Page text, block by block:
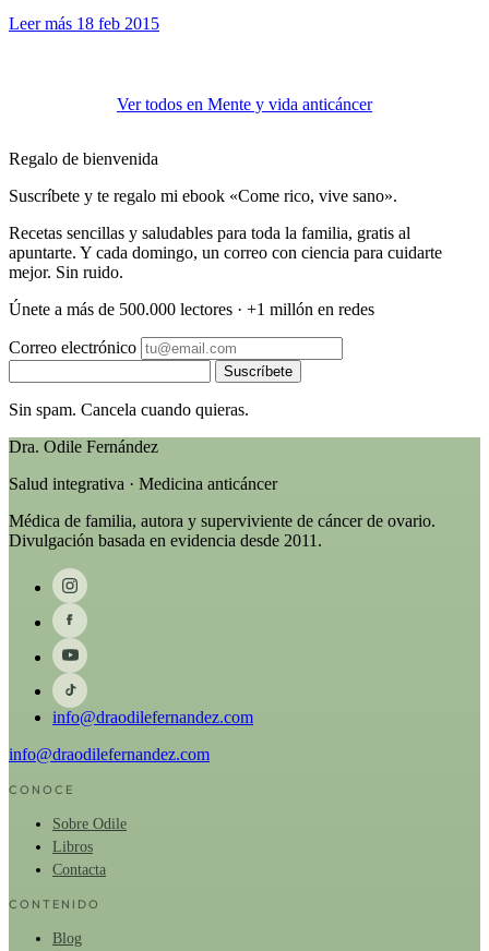
Leer más 18 feb 2015
Ver todos en Mente y vida anticáncer
Regalo de bienvenida
Suscríbete y te regalo mi ebook «Come rico, vive sano».
Recetas sencillas y saludables para toda la familia, gratis al
apuntarte. Y cada domingo, un correo con ciencia para cuidarte
mejor. Sin ruido.
Únete a más de 500.000 lectores · +1 millón en redes
Correo electrónico
Suscríbete
Sin spam. Cancela cuando quieras.
Dra. Odile Fernández
Salud integrativa · Medicina anticáncer
Médica de familia, autora y superviviente de cáncer de ovario.
Divulgación basada en evidencia desde 2011.
info@draodilefernandez.com
info@draodilefernandez.com
CONOCE
Sobre Odile
Libros
Contacta
CONTENIDO
Blog